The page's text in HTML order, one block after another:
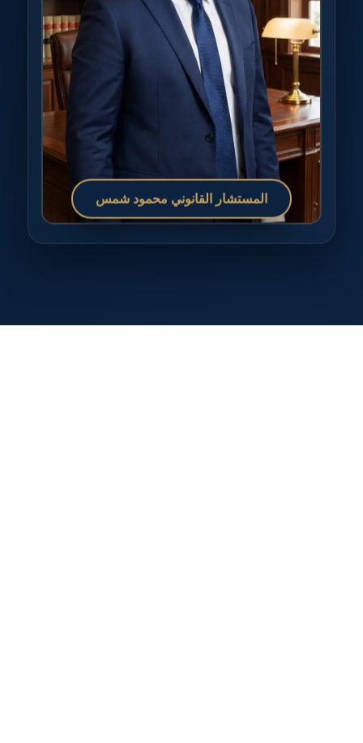
المستشار القانوني محمود شمس